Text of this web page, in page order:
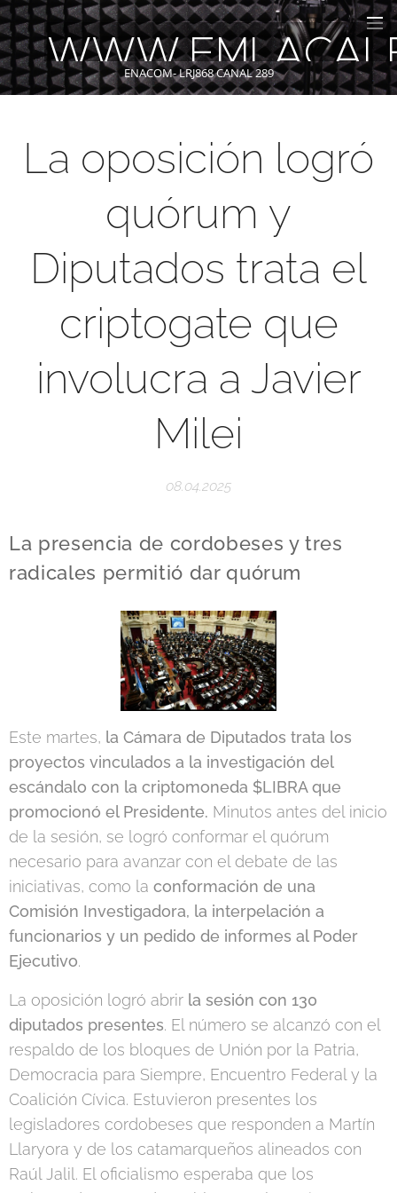
ENACOM- LRJ868 CANAL 289
La oposición logró
quórum y
Diputados trata el
criptogate que
involucra a Javier
Milei
08.04.2025
La presencia de cordobeses y tres
radicales permitió dar quórum
Este martes, la Cámara de Diputados trata los
proyectos vinculados a la investigación del
escándalo con la criptomoneda $LIBRA que
promocionó el Presidente. Minutos antes del inicio
de la sesión, se logró conformar el quórum
necesario para avanzar con el debate de las
iniciativas, como la conformación de una
Comisión Investigadora, la interpelación a
funcionarios y un pedido de informes al Poder
Ejecutivo.
La oposición logró abrir la sesión con 130
diputados presentes. El número se alcanzó con el
respaldo de los bloques de Unión por la Patria,
Democracia para Siempre, Encuentro Federal y la
Coalición Cívica. Estuvieron presentes los
legisladores cordobeses que responden a Martín
Llaryora y de los catamarqueños alineados con
Raúl Jalil. El oficialismo esperaba que los